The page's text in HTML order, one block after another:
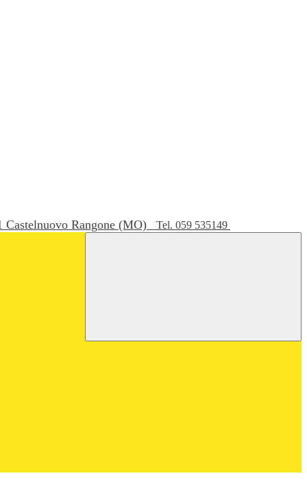
Rangone (MO) Tel. 059 535149